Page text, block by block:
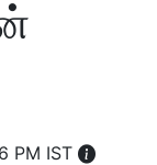
PM IST